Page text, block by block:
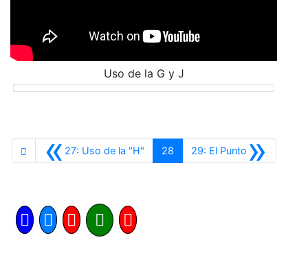
Uso de la G y J
«27: Uso de la "H"Anterior
28 »
29: El PuntoSiguiente